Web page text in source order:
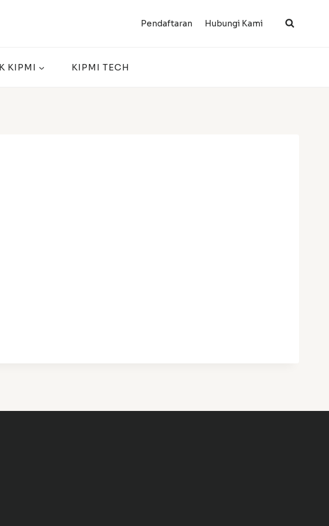
Pendaftaran Hubungi Kami
KIPMI KIPMI TECH